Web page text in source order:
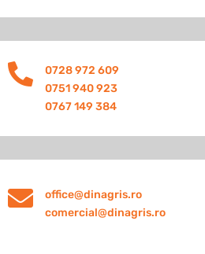

0728 972 609
0751 940 923
0767 149 384

office@dinagris.ro
comercial@dinagris.ro